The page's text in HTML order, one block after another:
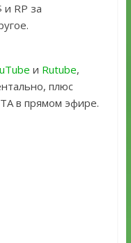
RP за
и Rutube,
плюс
в прямом эфире.